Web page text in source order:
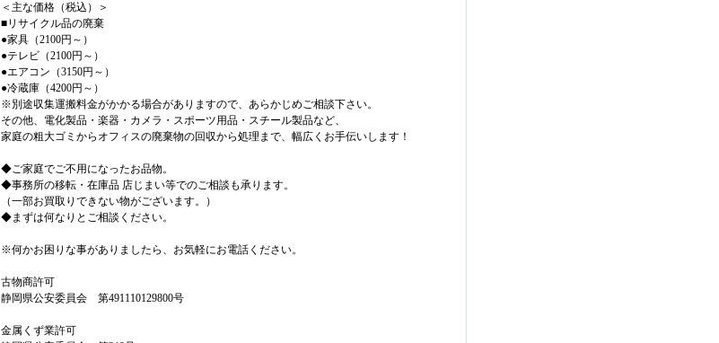
＜主な価格（税込）＞
■リサイクル品の廃棄
●家具（2100円～）
●テレビ（2100円～）
●エアコン（3150円～）
●冷蔵庫（4200円～）
※別途収集運搬料金がかかる場合がありますので、あらかじめご相談下さい。
その他、電化製品・楽器・カメラ・スポーツ用品・スチール製品など、
家庭の粗大ゴミからオフィスの廃棄物の回収から処理まで、幅広くお手伝いします！
◆ご家庭でご不用になったお品物。
◆事務所の移転・在庫品 店じまい等でのご相談も承ります。
（一部お買取りできない物がございます。）
◆まずは何なりとご相談ください。
※何かお困りな事がありましたら、お気軽にお電話ください。
古物商許可
静岡県公安委員会 第491110129800号
金属くず業許可